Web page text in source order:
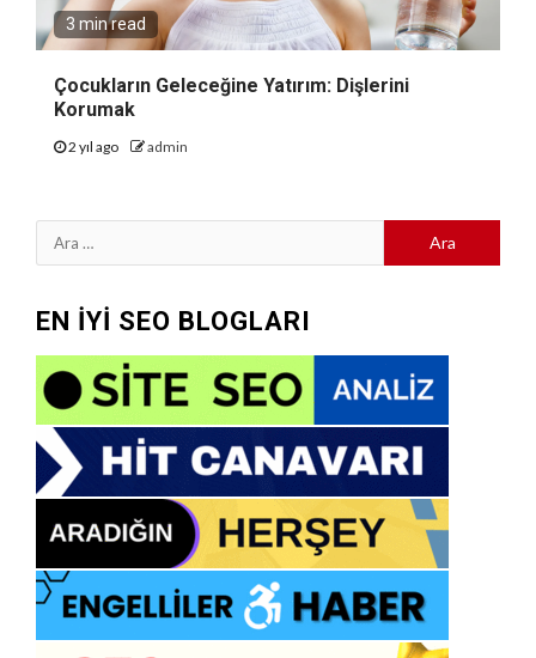
3 min read
Çocukların Geleceğine Yatırım: Dişlerini
Korumak
2 yıl ago admin
Arama:
EN İYİ SEO BLOGLARI